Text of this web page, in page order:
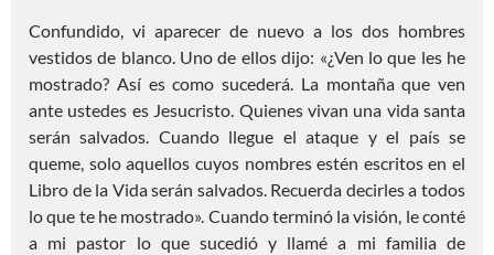
Confundido, vi aparecer de nuevo a los dos hombres
vestidos de blanco. Uno de ellos dijo: «¿Ven lo que les he
mostrado? Así es como sucederá. La montaña que ven
ante ustedes es Jesucristo. Quienes vivan una vida santa
serán salvados. Cuando llegue el ataque y el país se
queme, solo aquellos cuyos nombres estén escritos en el
Libro de la Vida serán salvados. Recuerda decirles a todos
lo que te he mostrado». Cuando terminó la visión, le conté
a mi pastor lo que sucedió y llamé a mi familia de